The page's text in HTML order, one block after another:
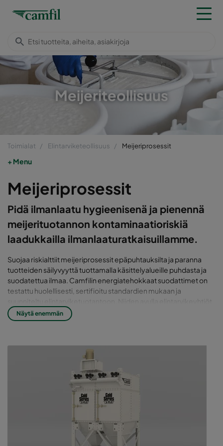
Meijeriteollisuus
Toimialat Elintarviketeollisuus Meijeriprosessit
Menu
Meijeriprosessit
Pidä ilmanlaatu hygieenisenä ja pienennä
meijerituotannon kontaminaatioriskiä
laadukkailla ilmanlaaturatkaisuillamme.
Suojaa riskialttiit meijeriprosessit epäpuhtauksilta ja paranna
tuotteiden säilyvyyttä tuottamalla käsittelyalueille puhdasta ja
suodatettua ilmaa. Camfilin energiatehokkaat suodattimet on
testattu huolellisesti, sertifioitu standardien mukaan ja
suunniteltu elintarviketuotantoon. Niiden avulla elintarvikeyhtiöt
eri puolilla maailmaa voivat pienentää kontaminaatioriskiä ja
täyttää tiukat lakisääteiset vaatimukset.
Säilyvätkö tuotteesi huonosti?
Sisäilman laadussa voi olla vikaa.
Meijerituotannossa käsitellään raakamaitoa, joka muunnetaan
valmiiksi tuotteiksi. Ilmassa kulkevat epäpuhtaudet, kuten hiivat
ja homesienet, vaikuttavat merkittävästi esimerkiksi maidon ja
maitojauheen, juuston, jugurtin, jäätelön ja voin säilyvyyteen.
Äidinmaidonvastikkeissa prosessin laatu on vielä tärkeämpi, sillä
kyseessä on vastasyntyneiden elämä.
Näytä enemmän